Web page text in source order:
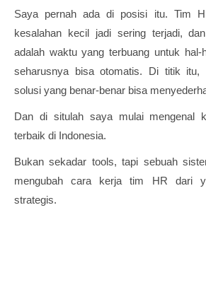
Saya pernah ada di posisi itu. Tim
kesalahan kecil jadi sering terjadi,
adalah waktu yang terbuang untuk hal-
seharusnya bisa otomatis. Di titik itu,
solusi yang benar-benar bisa
Dan di situlah saya mulai mengenal
terbaik di Indonesia.
Bukan sekadar tools, tapi sebuah
mengubah cara kerja tim HR dari
strategis.